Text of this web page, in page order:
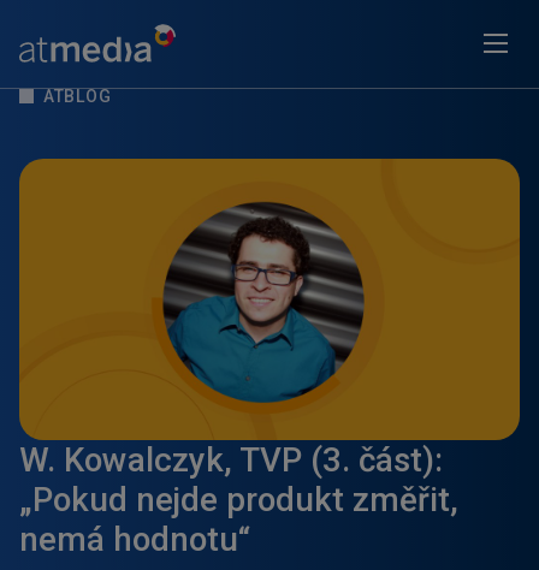
ATBLOG
W. Kowalczyk, TVP (3. část):
„Pokud nejde produkt změřit,
nemá hodnotu“